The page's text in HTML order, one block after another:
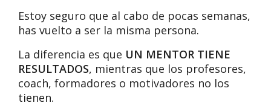
Estoy seguro que al cabo de pocas semanas,
has vuelto a ser la misma persona.
La diferencia es que UN MENTOR TIENE
RESULTADOS, mientras que los profesores,
coach, formadores o motivadores no los
tienen.